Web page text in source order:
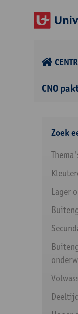
CNO
Zoek
Lager